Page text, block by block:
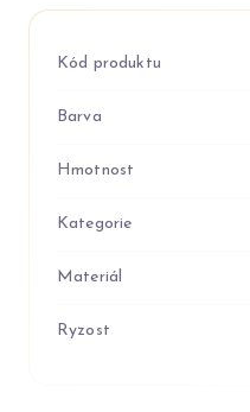
Kód produktu
Barva
Hmotnost
Kategorie
Materiál
Ryzost